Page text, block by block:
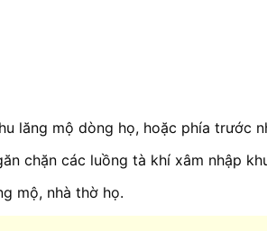
lăng mộ dòng họ, hoặc phía trước
chặn các luồng tà khí xâm nhập
mộ, nhà thờ họ.